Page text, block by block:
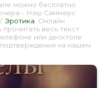
можно бесплатно
- Нэш Саммерс
/ Эротика . Онлайн
весь текст
или десктопе
на нашем